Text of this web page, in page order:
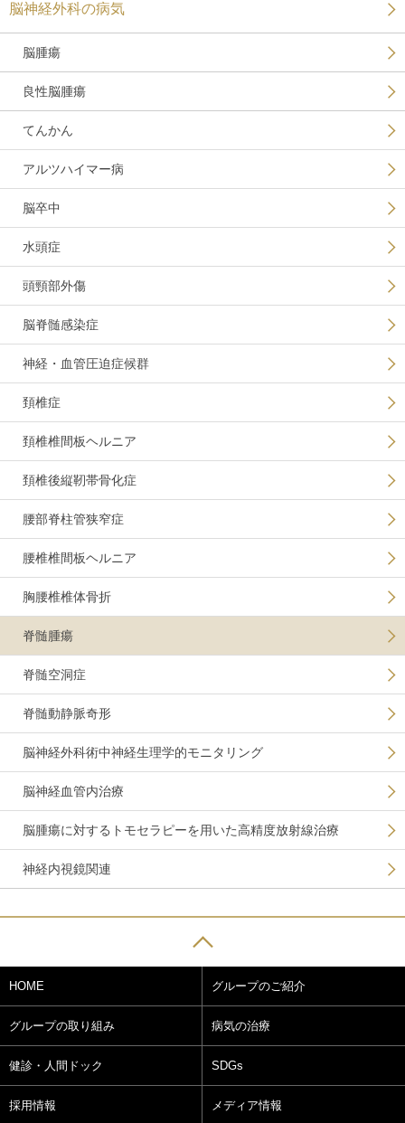
脳神経外科の病気
脳腫瘍
良性脳腫瘍
てんかん
アルツハイマー病
脳卒中
水頭症
頭頸部外傷
脳脊髄感染症
神経・血管圧迫症候群
頚椎症
頚椎椎間板ヘルニア
頚椎後縦靭帯骨化症
腰部脊柱管狭窄症
腰椎椎間板ヘルニア
胸腰椎椎体骨折
脊髄腫瘍
脊髄空洞症
脊髄動静脈奇形
脳神経外科術中神経生理学的モニタリング
脳神経血管内治療
脳腫瘍に対するトモセラピーを用いた高精度放射線治療
神経内視鏡関連
HOME グループのご紹介
グループの取り組み 病気の治療
健診・人間ドック SDGs
採用情報 メディア情報